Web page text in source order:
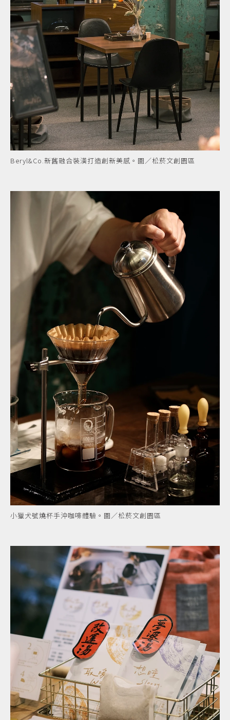
Beryl&Co.新舊融合裝潢打造創新美感。圖／松菸文創園區
小獵犬號燒杯手沖咖啡體驗。圖／松菸文創園區